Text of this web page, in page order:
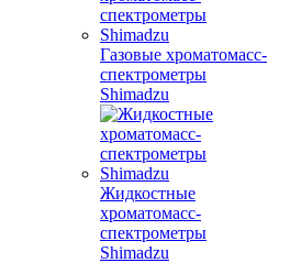
Газовые хроматомасс-
спектрометры
Shimadzu
Жидкостные
хроматомасс-
спектрометры
Shimadzu